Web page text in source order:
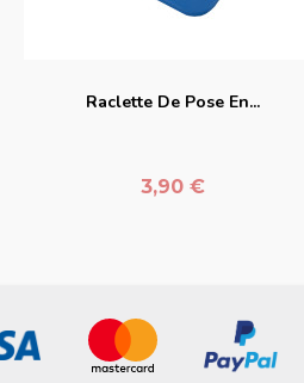
Raclette De Pose En...
Prix
3,90 €